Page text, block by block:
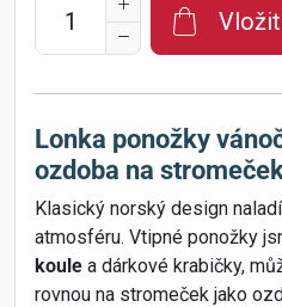
Lonka ponožky
ozdoba na
Klasický norský design
atmosféru. Vtipné ponožky
koule a dárkové krabičky,
rovnou na stromeček jako